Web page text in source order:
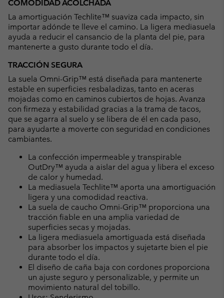
COMODIDAD ACOLCHADA
La amortiguación Techlite™ suaviza cada impacto, sin
importar adónde te lleve el camino. La ligera mediasuela
ayuda a reducir el cansancio de la planta del pie, para
mantenerte a gusto durante todo el día.
TRACCIÓN SEGURA
La suela Omni-Grip™ está diseñada para mantenerte
estable en superficies resbaladizas, tanto en aceras
mojadas como en caminos cubiertos de hojas. Avanza
con firmeza y estabilidad gracias a la trama de tacos,
que se agarra al suelo y se libera de él en cada paso,
para ayudarte a moverte con seguridad en condiciones
cambiantes.
La confección impermeable y transpirable
OutDry™ ayuda a aislar del agua y libera el exceso
de calor y humedad.
La mediasuela Techlite™ aporta una amortiguación
ligera y una comodidad reactiva.
La suela de caucho Omni-Grip™ proporciona una
tracción fiable en una amplia variedad de
superficies secas y mojadas.
La ligera mediasuela amortiguada está diseñada
para absorber los impactos y sujetarte bien el pie
durante todo el día.
El diseño de caña baja con cordones proporciona
un ajuste seguro y personalizable, y permite un
movimiento natural del tobillo.